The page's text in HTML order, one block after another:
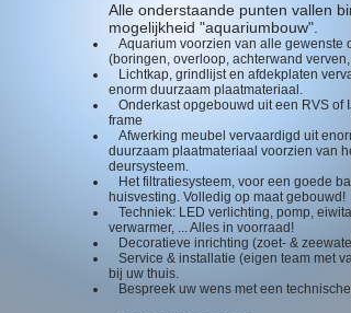
Alle onderstaande punten vallen
mogelijkheid "aquariumbouw".
Aquarium voorzien van alle gewenste
(boringen, overloop, achterwand
Lichtkap, grindlijst en afdekplaten
enorm duurzaam plaatmateriaal.
Onderkast opgebouwd uit een RVS of
frame
Afwerking meubel vervaardigd uit enorm
duurzaam plaatmateriaal voorzien van
deursysteem.
Het filtratiesysteem, voor een goede
huisvesting. Volledig op maat gebouwd!
Techniek: LED verlichting, pomp,
verwarmer, ... Alles in voorraad!
Decoratieve inrichting (zoet- &
Service & installatie (eigen team met
bij uw thuis.
Bespreek uw wens met een technische